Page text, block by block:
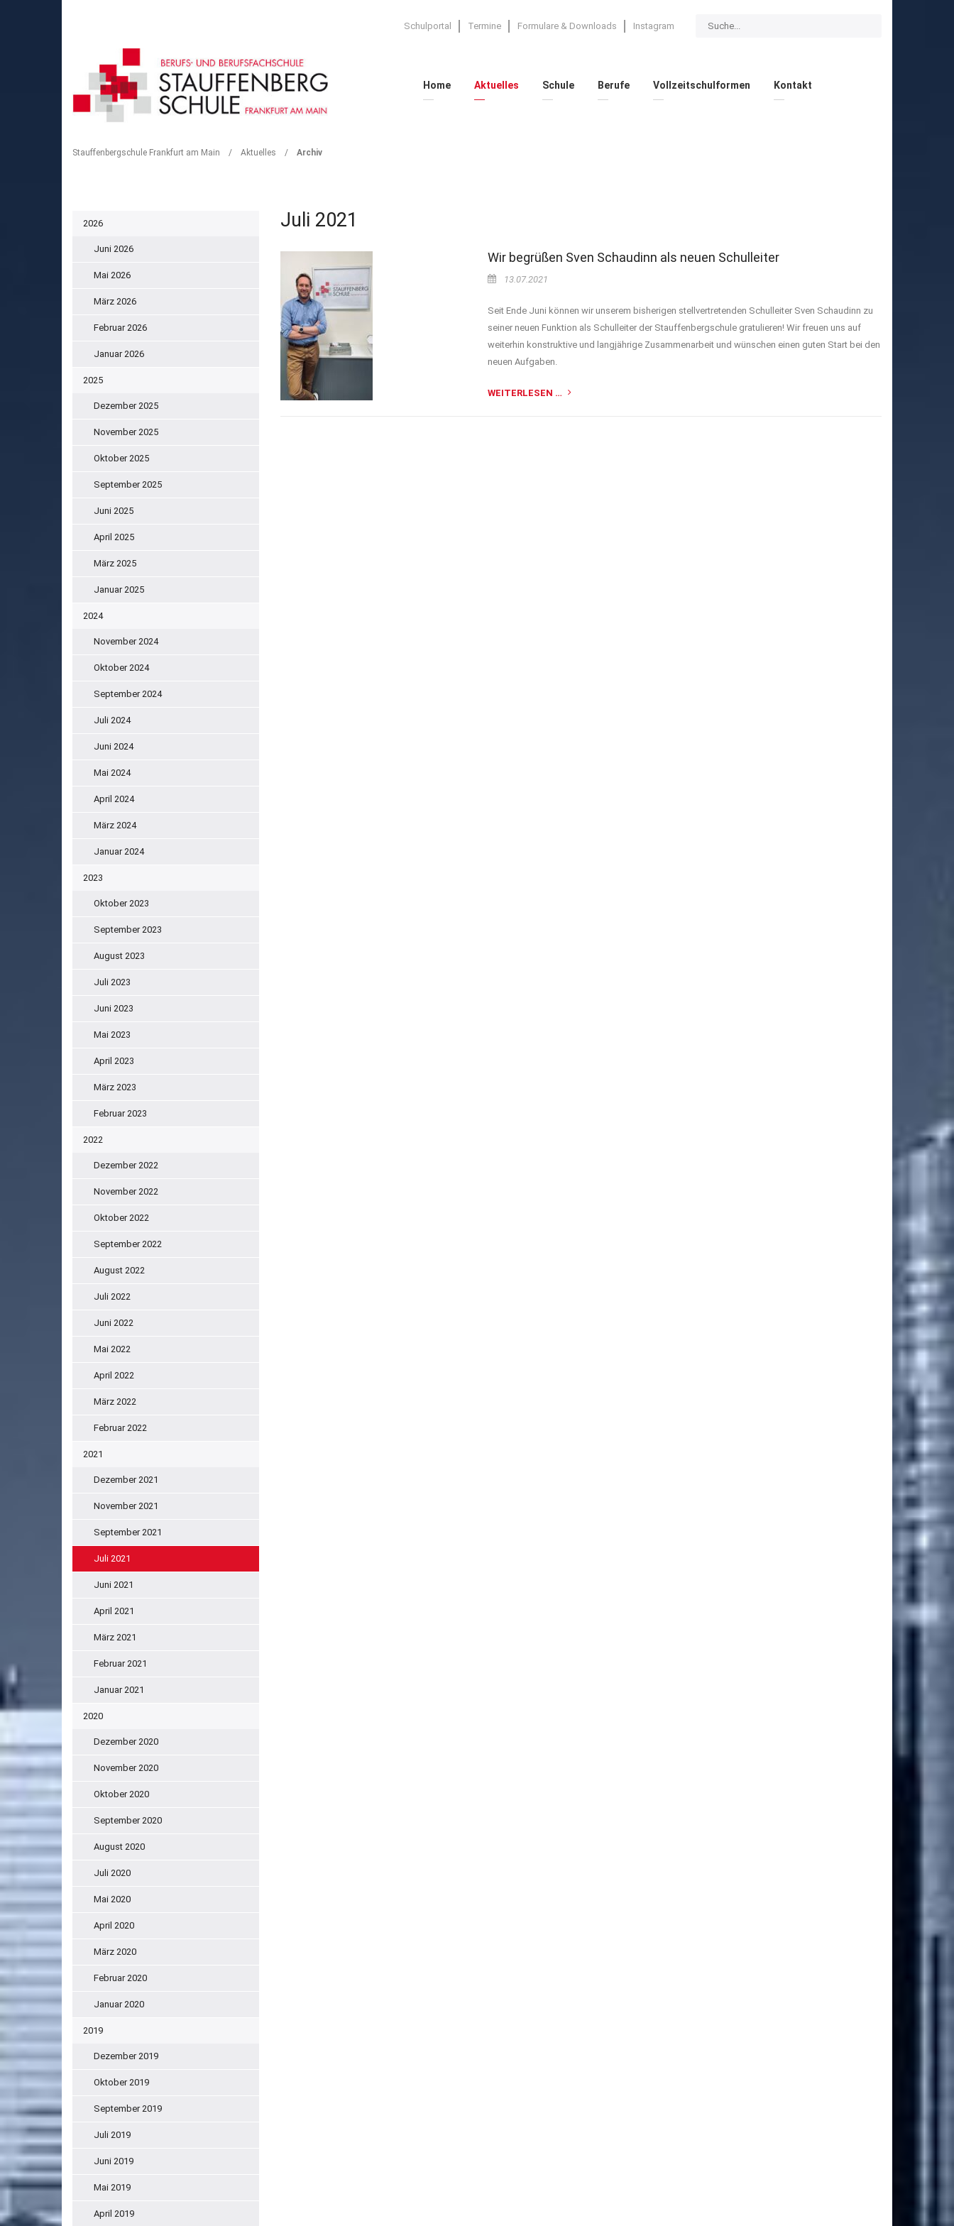
Schulportal Termine Formulare & Downloads Instagram
Home Aktuelles Schule Berufe Vollzeitschulformen Kontakt
Stauffenbergschule Frankfurt am Main / Aktuelles / Archiv
2026
Juni 2026
Mai 2026
März 2026
Februar 2026
Januar 2026
2025
Dezember 2025
November 2025
Oktober 2025
September 2025
Juni 2025
April 2025
März 2025
Januar 2025
2024
November 2024
Oktober 2024
September 2024
Juli 2024
Juni 2024
Mai 2024
April 2024
März 2024
Januar 2024
2023
Oktober 2023
September 2023
August 2023
Juli 2023
Juni 2023
Mai 2023
April 2023
März 2023
Februar 2023
2022
Dezember 2022
November 2022
Oktober 2022
September 2022
August 2022
Juli 2022
Juni 2022
Mai 2022
April 2022
März 2022
Februar 2022
2021
Dezember 2021
November 2021
September 2021
Juli 2021
Juni 2021
April 2021
März 2021
Februar 2021
Januar 2021
2020
Dezember 2020
November 2020
Oktober 2020
September 2020
August 2020
Juli 2020
Mai 2020
April 2020
März 2020
Februar 2020
Januar 2020
2019
Dezember 2019
Oktober 2019
September 2019
Juli 2019
Juni 2019
Mai 2019
April 2019
Juli 2021
Wir begrüßen Sven Schaudinn als neuen Schulleiter
13.07.2021
Seit Ende Juni können wir unserem bisherigen stellvertretenden Schulleiter Sven Schaudinn zu
seiner neuen Funktion als Schulleiter der Stauffenbergschule gratulieren! Wir freuen uns auf
weiterhin konstruktive und langjährige Zusammenarbeit und wünschen einen guten Start bei den
neuen Aufgaben.
WEITERLESEN …